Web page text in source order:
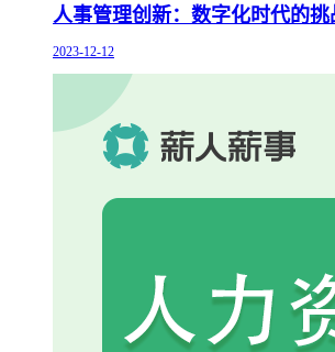
人事管理创新：数字化时代的挑
2023-12-12